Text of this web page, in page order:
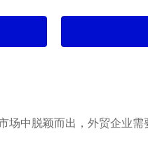
中脱颖而出，外贸企业